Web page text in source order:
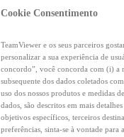
Cookie Consentimento
TeamViewer e os seus parceiros
personalizar a sua experiência de
concordo”, você concorda com (i) a
subsequente dos dados coletados
uso dos nossos produtos e medidas
dados, são descritos em mais detalhes
objetivos específicos, terceiros
preferências, sinta-se à vontade para